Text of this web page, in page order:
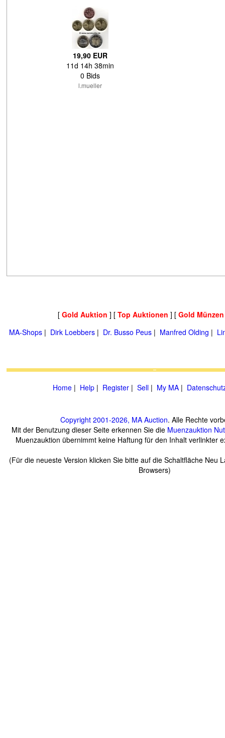
19,90 EUR
11d 14h 38min
0 Bids
l.mueller
[ Gold Auktion ] [ Top Auktionen ] [ Gold
MA-Shops | Dirk Loebbers | Dr. Busso Peus | Manfred Olding |
Home | Help | Register | Sell | My MA |
Copyright 2001-2026, MA Auction. Alle Rechte
Mit der Benutzung dieser Seite erkennen Sie die Muenzauktion
Muenzauktion übernimmt keine Haftung für den Inhalt verlinkter
(Für die neueste Version klicken Sie bitte auf die Schaltfläche Neu
Browsers)